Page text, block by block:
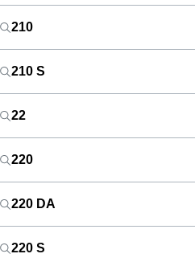
210
210 S
22
220
220 DA
220 S